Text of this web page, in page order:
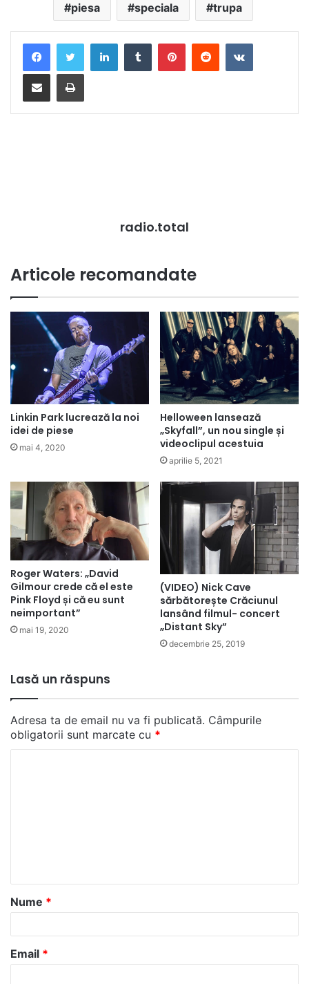
piesa speciala trupa
LinkedInTumblrPinterestRedditVKontakte
Distribuie prin mail Tipărește
radio.total
Articole recomandate
Linkin Park lucrează la noi
idei de piese
mai 4, 2020
Helloween lansează
„Skyfall”, un nou single și
videoclipul acestuia
aprilie 5, 2021
Roger Waters: „David
Gilmour crede că el este
Pink Floyd și că eu sunt
neimportant”
mai 19, 2020
(VIDEO) Nick Cave
sărbătorește Crăciunul
lansând filmul- concert
„Distant Sky”
decembrie 25, 2019
Lasă un răspuns
Adresa ta de email nu va fi publicată. Câmpurile
obligatorii sunt marcate cu *
a
r
u
*
Nume *
Email *